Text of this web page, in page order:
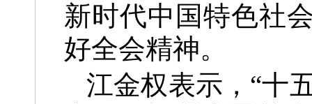
新时代中国特色社
好全会精神。
江金权表示，“十